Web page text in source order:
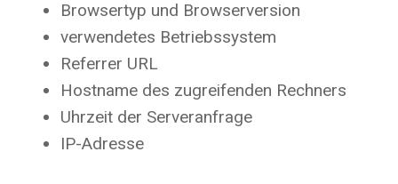
Browsertyp und Browserversion
verwendetes Betriebssystem
Referrer URL
Hostname des zugreifenden Rechners
Uhrzeit der Serveranfrage
IP-Adresse